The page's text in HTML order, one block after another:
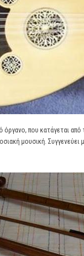
όργανο, που κατάγεται
μουσική. Συγγενεύει